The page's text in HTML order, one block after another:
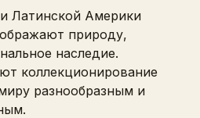
Латинской Америки
природу,
наследие.
коллекционирование
разнообразным и